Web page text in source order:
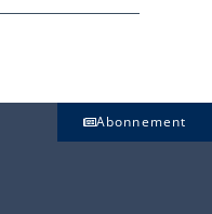
Abonnement